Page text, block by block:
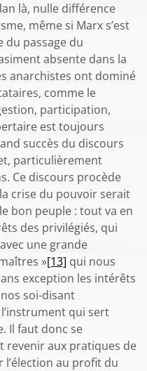
là, nulle différence
même si Marx s’est
du passage du
absente dans la
anarchistes ont dominé
comme le
participation,
est toujours
succès du discours
particulièrement
Ce discours procède
crise du pouvoir serait
bon peuple : tout va en
des privilégiés, qui
une grande
»[13] qui nous
exception les intérêts
soi-disant
qui sert
Il faut donc se
revenir aux pratiques de
l’élection au profit du